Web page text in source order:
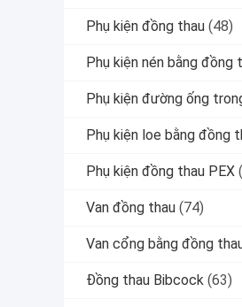
Phụ kiện đồng thau (48)
Phụ kiện nén bằng đồng
Phụ kiện đường ống
Phụ kiện loe bằng đồng
Phụ kiện đồng thau PEX
Van đồng thau (74)
Van cổng bằng đồng
Đồng thau Bibcock (63)